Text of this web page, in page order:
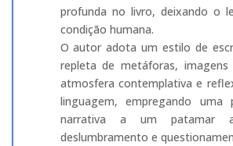
profunda no livro, deixando o
condição humana.
O autor adota um estilo de
repleta de metáforas,
atmosfera contemplativa e
linguagem, empregando
narrativa a um patamar
deslumbramento e